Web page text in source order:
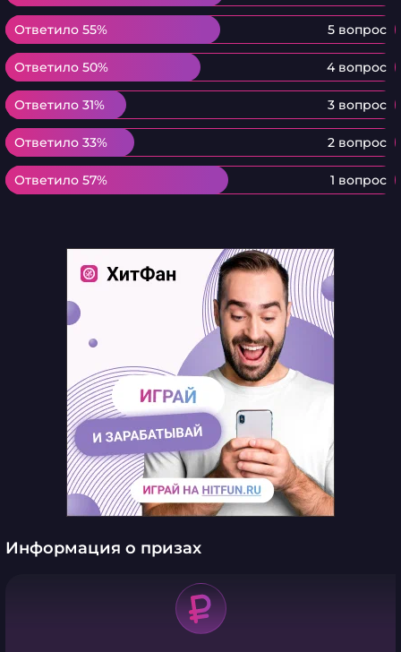
Ответило 55% 5 вопрос
Ответило 55%
Ответило 50% 4 вопрос
Ответило 50%
Ответило 31% 3 вопрос
Ответило 31%
Ответило 33% 2 вопрос
Ответило 33%
Ответило 57% 1 вопрос
Ответило 57%
Информация о призах